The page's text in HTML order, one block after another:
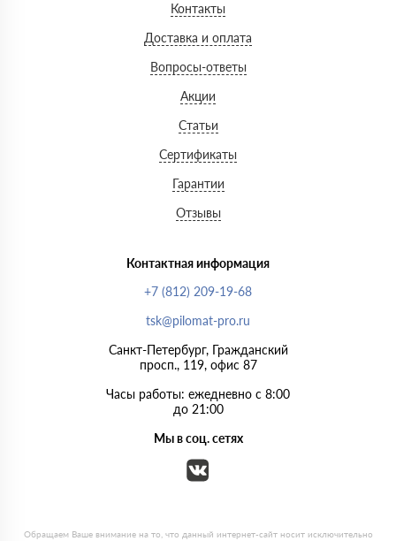
Контакты
Доставка и оплата
Вопросы-ответы
Акции
Статьи
Сертификаты
Гарантии
Отзывы
Контактная информация
+7 (812) 209-19-68
tsk@pilomat-pro.ru
Санкт-Петербург, Гражданский
просп., 119, офис 87
Часы работы: ежедневно с 8:00
до 21:00
Мы в соц. сетях